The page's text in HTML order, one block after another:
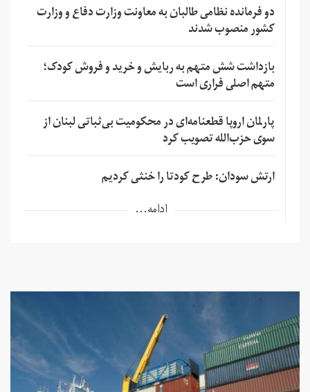
دو فرمانده نظامی طالبان به معاونت وزارت دفاع و وزارت
کشور منصوب شدند
بازداشت شش متهم به ربایش و خرید و فروش کودک؛
متهم اصلی فراری است
پارلمان اروپا قطعنامه‌ای در محکومیت بی‌ثباتی لبنان از
سوی حزب‌الله تصویب کرد
ارتش سودان: طرح کودتا را خنثی کردیم
ادامه...